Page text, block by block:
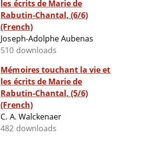
les écrits de Marie de
Rabutin-Chantal, (6/6)
(French)
Joseph-Adolphe Aubenas
510 downloads
Mémoires touchant la vie et
les écrits de Marie de
Rabutin-Chantal, (5/6)
(French)
C. A. Walckenaer
482 downloads